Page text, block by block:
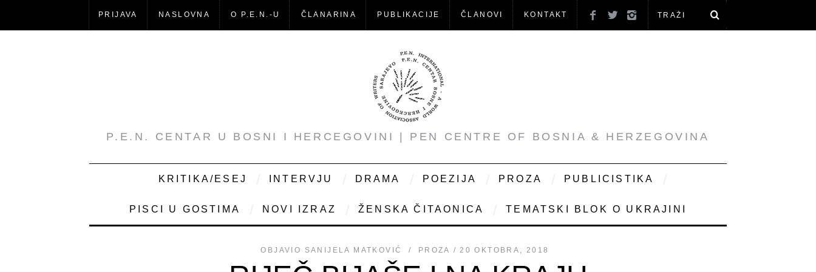
PRIJAVA NASLOVNA O P.E.N.-U ČLANARINA PUBLIKACIJE ČLANOVI KONTAKT
P.E.N. CENTAR U BOSNI I HERCEGOVINI | PEN CENTRE OF BOSNIA & HERZEGOVINA
KRITIKA/ESEJ INTERVJU DRAMA POEZIJA PROZA PUBLICISTIKA
PISCI U GOSTIMA NOVI IZRAZ ŽENSKA ČITAONICA TEMATSKI BLOK O UKRAJINI
OBJAVIO SANIJELA MATKOVIĆ PROZA 20 OKTOBRA, 2018